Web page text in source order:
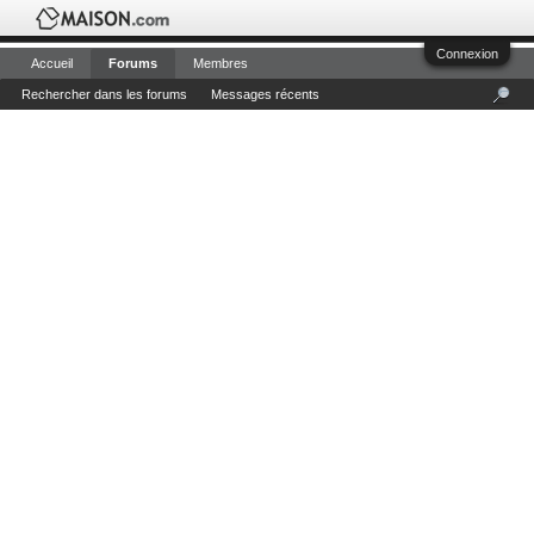
Connexion
Accueil Forums
Rechercher dans les forums Messages récents
Membres